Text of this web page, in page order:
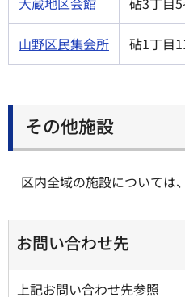
山野区民集会所 砧1丁目
その他施設
区内全域の施設については、
お問い合わせ先
上記お問い合わせ先参照